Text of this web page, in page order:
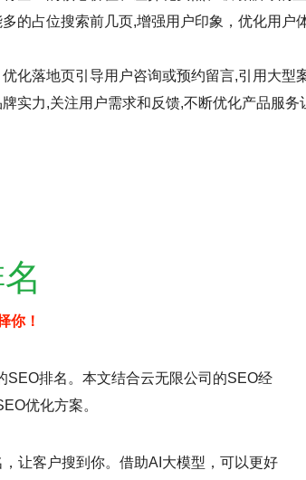
的占位搜索前几页,增强用户印象，优化用户
优化落地页引导用户咨询或预约留言,引用大型
实力,关注用户需求和反馈,不断优化产品服务
你！
SEO排名。本文结合云无限公司的SEO经
优化方案。
让客户搜到你。借助AI大模型，可以更好